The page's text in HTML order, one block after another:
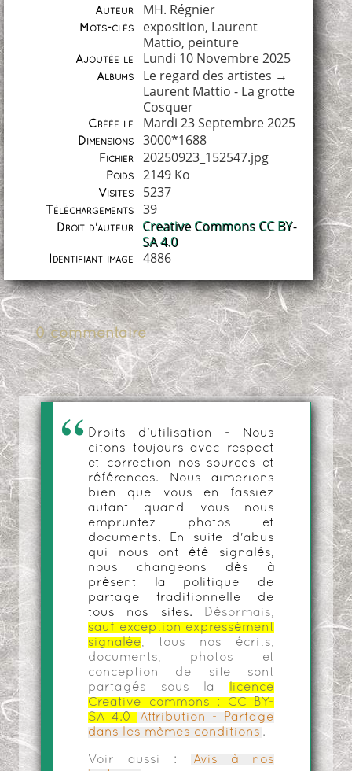
Auteur MH. Régnier
Mots-clés exposition, Laurent
Mattio, peinture
Ajoutée le Lundi 10 Novembre 2025
Albums Le regard des artistes →
Laurent Mattio - La grotte
Cosquer
Créée le Mardi 23 Septembre 2025
Dimensions 3000*1688
Fichier 20250923_152547.jpg
Poids 2149 Ko
Visites 5237
Téléchargements 39
Droit d'auteur
Creative Commons CC BY-
SA 4.0
Identifiant image 4886
0 commentaire
Droits d'utilisation - Nous
citons toujours avec respect
et correction nos sources et
références. Nous aimerions
bien que vous en fassiez
autant quand vous nous
empruntez photos et
documents. En suite d'abus
qui nous ont été signalés,
nous changeons dès à
présent la politique de
partage traditionnelle de
tous nos sites.
Désormais,
sauf exception expressément
signalée, tous nos écrits,
documents, photos et
conception de site sont
partagés sous la
licence
Creative commons :
CC BY-
SA 4.0
Attribution - Partage
dans les mêmes conditions .
Voir aussi :
Avis à nos